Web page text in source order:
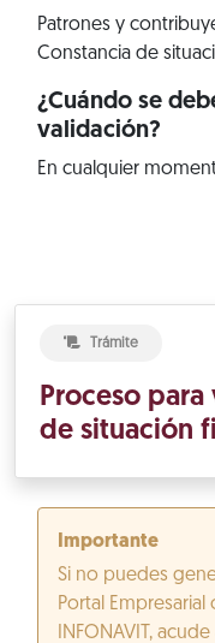
Patrones y
Constancia de
¿Cuándo se
validación?
En cualquier
Trámite
Proceso para
de situación
Importante
Si no puedes
Portal
INFONAVIT, acude